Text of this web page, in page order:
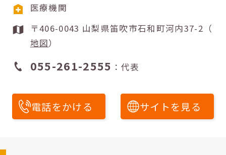
医療機関
〒406-0043 山梨県笛吹市石和町河内37-2（
地図）
055-261-2555 ：代表
電話をかける サイトを見る